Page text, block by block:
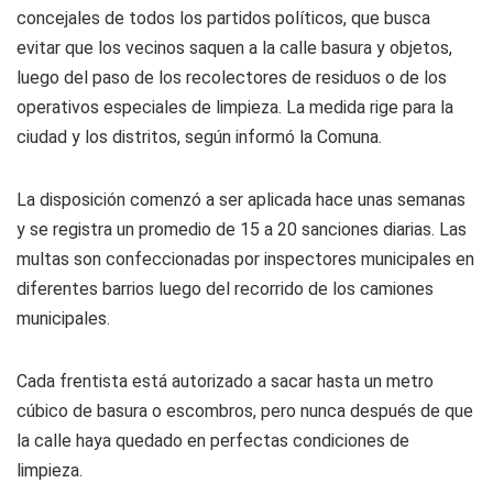
concejales de todos los partidos políticos, que busca
evitar que los vecinos saquen a la calle basura y objetos,
luego del paso de los recolectores de residuos o de los
operativos especiales de limpieza. La medida rige para la
ciudad y los distritos, según informó la Comuna.
La disposición comenzó a ser aplicada hace unas semanas
y se registra un promedio de 15 a 20 sanciones diarias. Las
multas son confeccionadas por inspectores municipales en
diferentes barrios luego del recorrido de los camiones
municipales.
Cada frentista está autorizado a sacar hasta un metro
cúbico de basura o escombros, pero nunca después de que
la calle haya quedado en perfectas condiciones de
limpieza.